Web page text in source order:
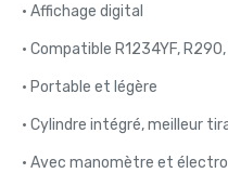
• Affichage digital
• Compatible R1234YF,
• Portable et légère
• Cylindre intégré, meilleur
• Avec manomètre et